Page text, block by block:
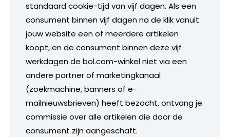
standaard cookie-tijd van vijf dagen. Als een
consument binnen vijf dagen na de klik vanuit
jouw website een of meerdere artikelen
koopt, en de consument binnen deze vijf
werkdagen de bol.com-winkel niet via een
andere partner of marketingkanaal
(zoekmachine, banners of e-
mailnieuwsbrieven) heeft bezocht, ontvang je
commissie over alle artikelen die door de
consument zijn aangeschaft.